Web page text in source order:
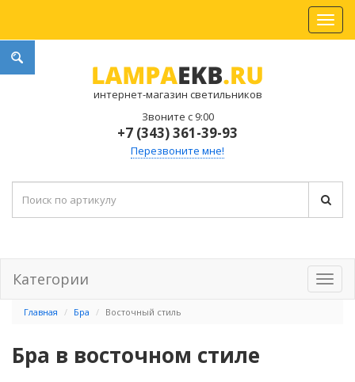
интернет-магазин светильников
Звоните с 9:00
+7 (343) 361-39-93
Перезвоните мне!
Категории
Главная Бра Восточный стиль
Бра в восточном стиле